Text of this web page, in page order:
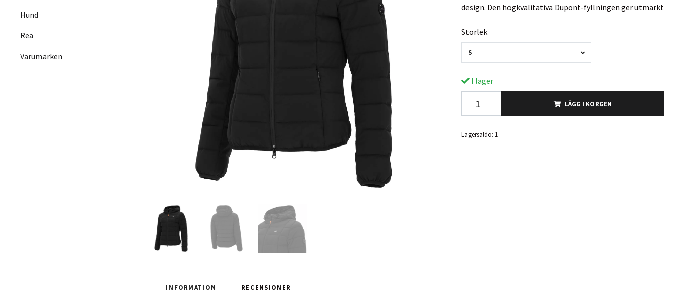
Hund
Rea
Varumärken
design. Den högkvalitativa Dupont-fyllningen ger utmärkt
Storlek
S
I lager
LÄGG I KORGEN
Lagersaldo: 1
INFORMATION RECENSIONER